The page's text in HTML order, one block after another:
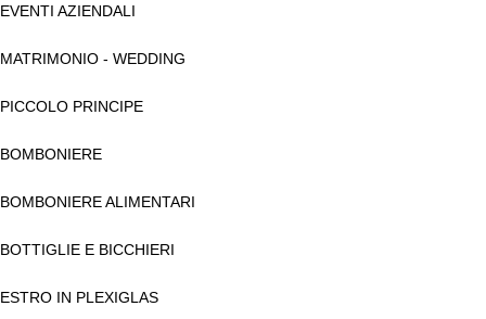
EVENTI AZIENDALI
MATRIMONIO - WEDDING
PICCOLO PRINCIPE
BOMBONIERE
BOMBONIERE ALIMENTARI
BOTTIGLIE E BICCHIERI
ESTRO IN PLEXIGLAS